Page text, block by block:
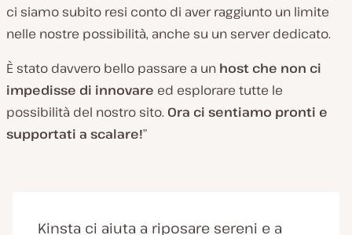
ci siamo subito resi conto di aver raggiunto un limite
nelle nostre possibilità, anche su un server dedicato.
È stato davvero bello passare a un host che non ci
impedisse di innovare ed esplorare tutte le
possibilità del nostro sito. Ora ci sentiamo pronti e
supportati a scalare!”
Kinsta ci aiuta a riposare sereni e a